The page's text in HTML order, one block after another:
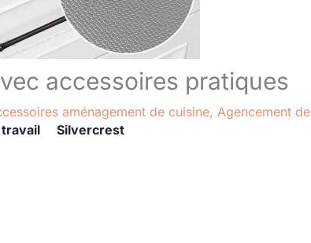
accessoires pratiques
aménagement de cuisine, Agencement de
travail Silvercrest